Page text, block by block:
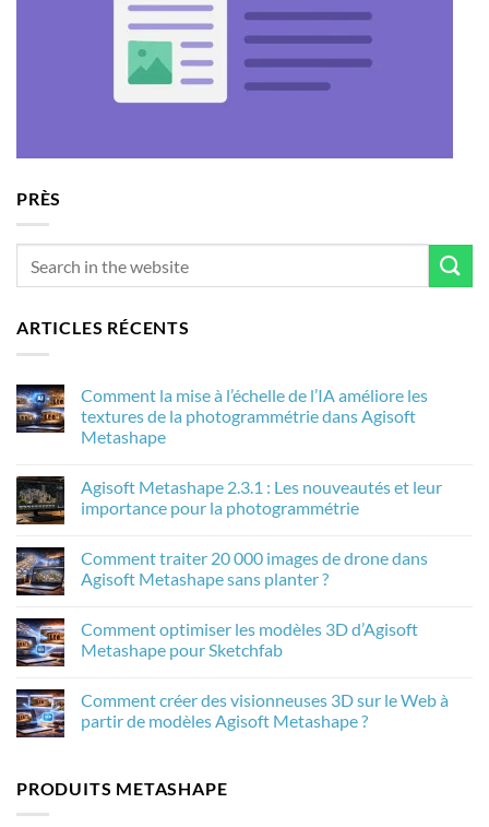
PRÈS
ARTICLES RÉCENTS
Comment la mise à l’échelle de l’IA améliore les
textures de la photogrammétrie dans Agisoft
Metashape
sur
Comment
la
l’échelle
de
l’IA
textures
de
la
Agisoft
Metashape
Agisoft Metashape 2.3.1 : Les nouveautés et leur
importance pour la photogrammétrie
sur
Agisoft
Metashape
Les
nouveautés
et
pour
photogrammétrie
Comment traiter 20 000 images de drone dans
Agisoft Metashape sans planter ?
sur
Comment
traiter
images
drone
sans
planter
Comment optimiser les modèles 3D d’Agisoft
Metashape pour Sketchfab
sur
Comment
optimiser
d’Agisoft
Metashape
Comment créer des visionneuses 3D sur le Web à
partir de modèles Agisoft Metashape ?
Comment
créer
PRODUITS METASHAPE